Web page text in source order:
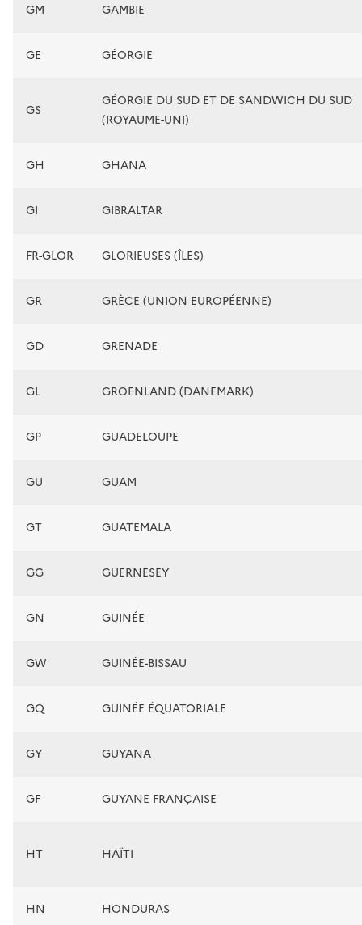
GM GAMBIE
GE GÉORGIE
GS
GÉORGIE DU SUD ET DE SANDWICH DU SUD
(ROYAUME-UNI)
GH GHANA
GI GIBRALTAR
FR-GLOR GLORIEUSES (ÎLES)
GR GRÈCE (UNION EUROPÉENNE)
GD GRENADE
GL GROENLAND (DANEMARK)
GP GUADELOUPE
GU GUAM
GT GUATEMALA
GG GUERNESEY
GN GUINÉE
GW GUINÉE-BISSAU
GQ GUINÉE ÉQUATORIALE
GY GUYANA
GF GUYANE FRANÇAISE
HT HAÏTI
HN HONDURAS